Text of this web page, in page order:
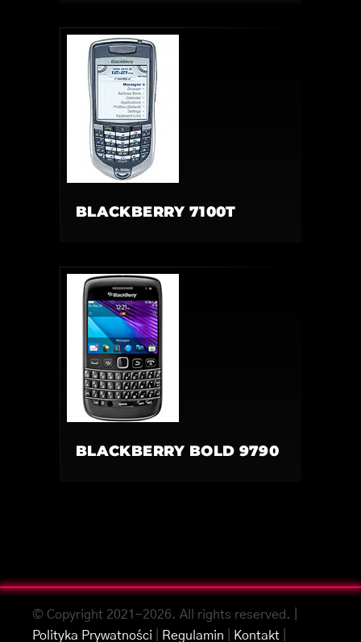
BLACKBERRY 7100T
BLACKBERRY BOLD 9790
© Copyright 2021-2026. All rights reserved. |
Polityka Prywatności
Regulamin Kontakt